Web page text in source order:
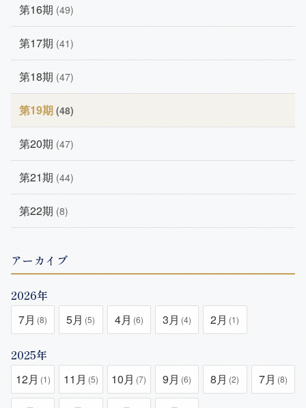
第16期 (49)
第17期 (41)
第18期 (47)
第19期 (48)
第20期 (47)
第21期 (44)
第22期 (8)
アーカイブ
2026年
7月 (8) 5月 (5) 4月 (6) 3月 (4) 2月 (1)
2025年
12月 (1) 11月 (5) 10月 (7) 9月 (6) 8月 (2) 7月 (8)